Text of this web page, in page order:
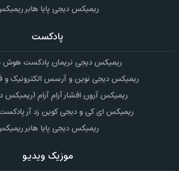
ریمیکس دیجی پایا هابر
پادکست
ریمیکس دیجی نریمان پادکست
ریمیکس دیجی نوین و آرسس الکترونیک و
ریمیکس آرون افشار آرام آرام (ریمیکس
ریمیکس ای کی و دیجی کوین زد آر
ریمیکس دیجی پایا هابر
موزیک ویدیو